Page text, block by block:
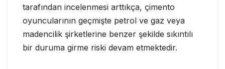
tarafından incelenmesi arttıkça, çimento
oyuncularının geçmişte petrol ve gaz veya
madencilik şirketlerine benzer şekilde sıkıntılı
bir duruma girme riski devam etmektedir.